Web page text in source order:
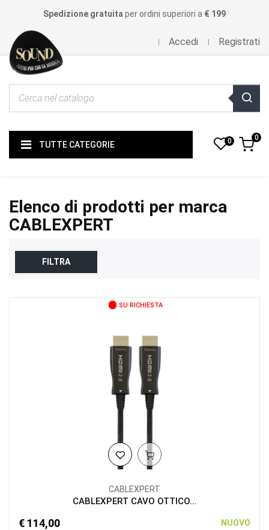
Spedizione gratuita per ordini superiori a € 199
Accedi Registrati
TUTTE CATEGORIE 0 0
Elenco di prodotti per marca
CABLEXPERT
FILTRA
SU RICHIESTA
CABLEXPERT
CABLEXPERT CAVO OTTICO...
€ 114,00 NUOVO